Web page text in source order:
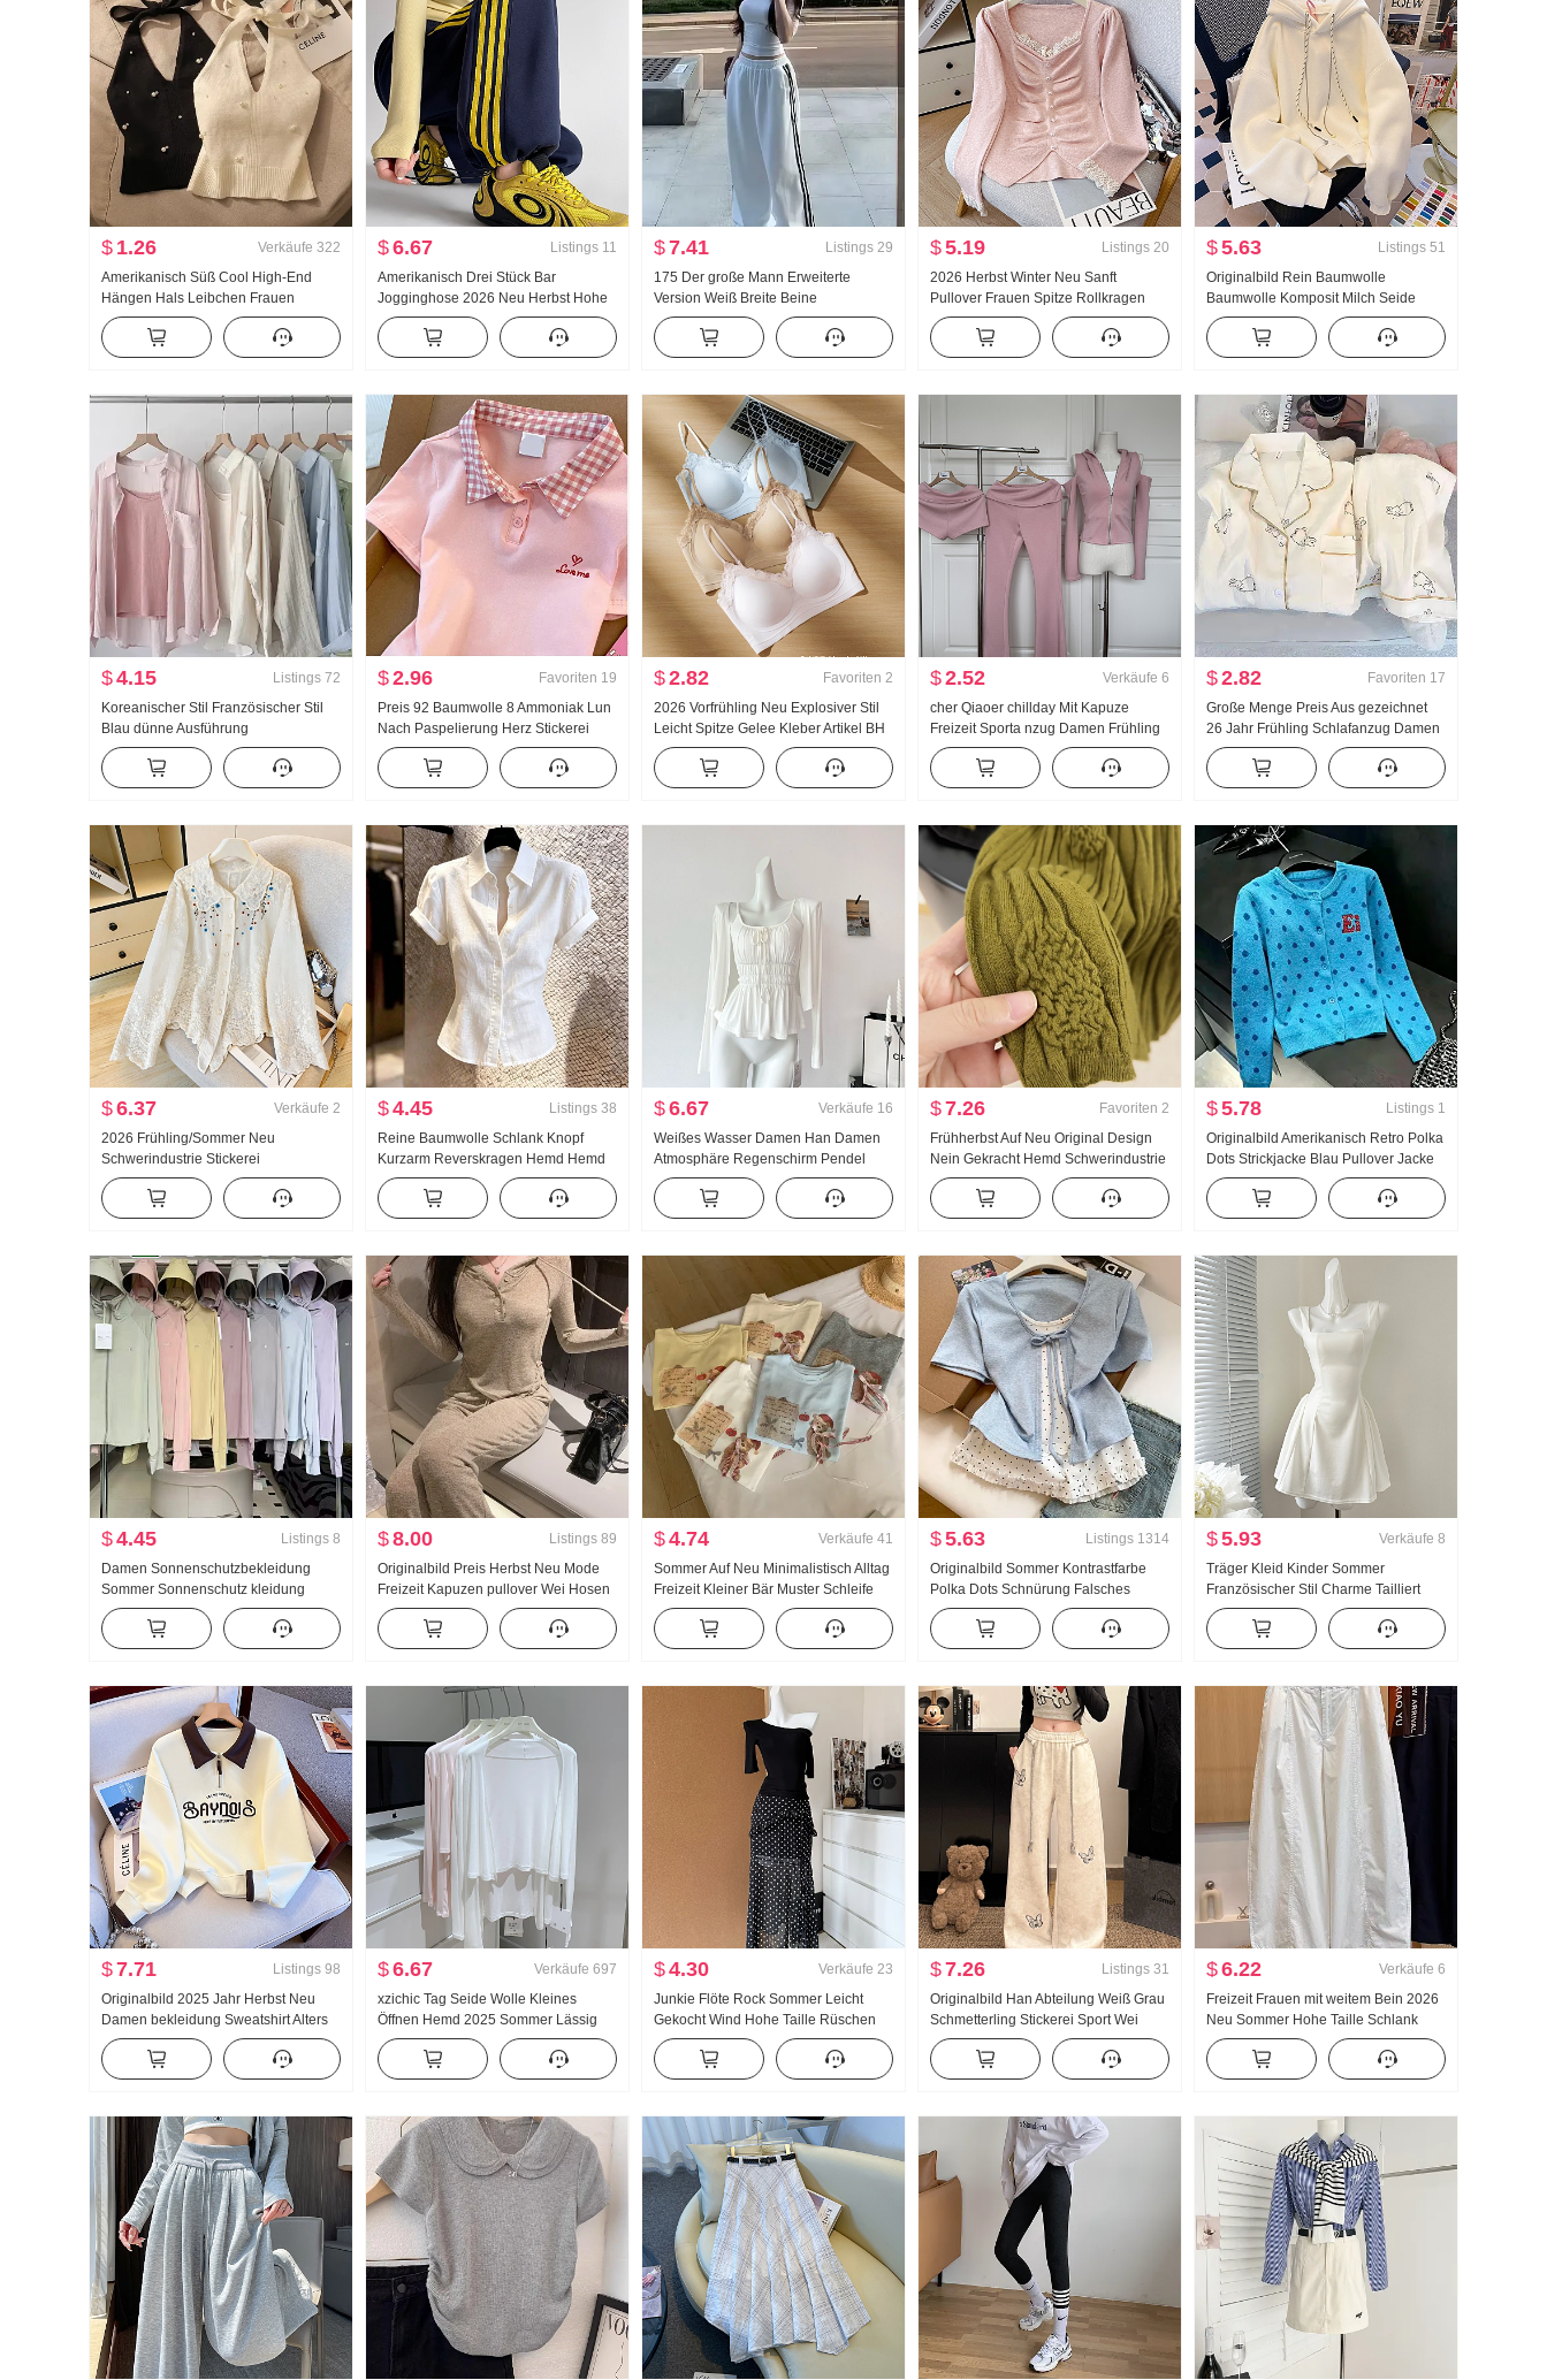
$ 1.26 Verkäufe 322
Amerikanisch Süß Cool High-End
Hängen Hals Leibchen Frauen
Sommer Außerhalb zu tragen
Innerhalb Nehmen Unterhemd Spicy
Girl Strick Bandeau Top
$6.67 Listings 11
Amerikanisch Drei Stück Bar
Jogginghose 2026 Neu Herbst Hohe
Taille Breite Beine Bündchen
Freizeithose Wei Hosen Cargo-Hose
$7.41 Listings 29
175 Der große Mann Erweiterte
Version Weiß Breite Beine
Jogginghose Damen Frühling/Herbst
Neu Vielseitig kombinierbar Gestreift
Freizeit Bodenlang Hose
$5.19 Listings 20
2026 Herbst Winter Neu Sanft
Pullover Frauen Spitze Rollkragen
Verdickt Strickpullover Damen Design
Gefühl Spitze Langarm Top
$5.63 Listings 51
Originalbild Rein Baumwolle
Baumwolle Komposit Milch Seide
Sweatshirt Damen dünne Ausführung
2025 Herbst Neu Mit Kapuze
Langarm T-Shirt Top
$4.15 Listings 72
Koreanischer Stil Französischer Stil
Blau dünne Ausführung
Sonnenschutzbekleidung Langarm
Hemd Damen Sommerkleid ung
Locker Freizeit Lässig Langarm
$2.96 Favoriten 19
Preis 92 Baumwolle 8 Ammoniak Lun
Nach Paspelierung Herz Stickerei
Süß Kurz Polo-Kragen T-Shirt Schlank
Petite Modisch
$2.82 Favoriten 2
2026 Vorfrühling Neu Explosiver Stil
Leicht Spitze Gelee Kleber Artikel BH
Innerhalb Gürtel Brust Pad Schlank
Weste Frauen
$2.52 Verkäufe 6
cher Qiaoer chillday Mit Kapuze
Freizeit Sporta nzug Damen Frühling
Schulterfrei Jacke Schlaghose
Dreiteiliges Set
$2.82 Favoriten 17
Große Menge Preis Aus gezeichnet
26 Jahr Frühling Schlafanzug Damen
Neu Wolken Baumwolle Langarm
Klein Reverskragen Home Service
Anzug Live-Übertragung Hoch
$6.37 Verkäufe 2
2026 Frühling/Sommer Neu
Schwerindustrie Stickerei
Puppenkragen Hemd Frauen
Französischer Stil Retro
Sonnenschutz Strickjacke
$4.45 Listings 38
Reine Baumwolle Schlank Knopf
Kurzarm Reverskragen Hemd Hemd
Damen 2026 Sommer Fort geschritten
Gefühl Leicht Luxus Sanft Wind Top
$6.67 Verkäufe 16
Weißes Wasser Damen Han Damen
Atmosphäre Regenschirm Pendel
Groß u Kragen Träger Zwei Tragen
Design Gefühl Strickjacke Damen
Sommer Schlank Träger Top
$7.26 Favoriten 2
Frühherbst Auf Neu Original Design
Nein Gekracht Hemd Schwerindustrie
Jacquard Strick Top Damen Herbst
Neu Schlank
$5.78 Listings 1
Originalbild Amerikanisch Retro Polka
Dots Strickjacke Blau Pullover Jacke
Frauen Herbst Neu Lässig Wind
Strickpullover Top ins
$4.45 Listings 8
Damen Sonnenschutzbekleidung
Sommer Sonnenschutz kleidung
Nylon dünne Ausführung Eis Seide
Atmungsaktiv Jacke Locker Große
Größe Hoodie
$8.00 Listings 89
Originalbild Preis Herbst Neu Mode
Freizeit Kapuzen pullover Wei Hosen
Schlank Anzug Sporta nzug Damen
Modisch
$4.74 Verkäufe 41
Sommer Auf Neu Minimalistisch Alltag
Freizeit Kleiner Bär Muster Schleife
Locker Nischenprodukt Kurzarm T-
Shirt Koreanischer Stil Strick Top
$5.63 Listings 1314
Originalbild Sommer Kontrastfarbe
Polka Dots Schnürung Falsches
Zweiteiler Kurzarm T-Shirt Damen
Sommer Neu Süßer Stil
Nischenprodukt Top
$5.93 Verkäufe 8
Träger Kleid Kinder Sommer
Französischer Stil Charme Tailliert
Schlank Trägerkleid Minirock
$7.71 Listings 98
Originalbild 2025 Jahr Herbst Neu
Damen bekleidung Sweatshirt Alters
reduzierung Die Hälfte
Reißverschluss Mode Polo-Kragen
Freizeit Vielseitig kombinierbar
$6.67 Verkäufe 697
xzichic Tag Seide Wolle Kleines
Öffnen Hemd 2025 Sommer Lässig
Wind Top Neu Strick Fallen Schulter
Dünn Jacke Frauen
$4.30 Verkäufe 23
Junkie Flöte Rock Sommer Leicht
Gekocht Wind Hohe Taille Rüschen
Schlitz Schwarz Polka Dots Halber
Rock Tag Seide Schräg Schulter
Kleidung
$7.26 Listings 31
Originalbild Han Abteilung Weiß Grau
Schmetterling Stickerei Sport Wei
Hosen Damen Frühling/Sommer Zopf
Taille Seil Locker Lässig Freizeit
Lange Hose
$6.22 Verkäufe 6
Freizeit Frauen mit weitem Bein 2026
Neu Sommer Hohe Taille Schlank
Große Größe Petite Minimalistisch
Locker Neun Punkte Machete Hosen